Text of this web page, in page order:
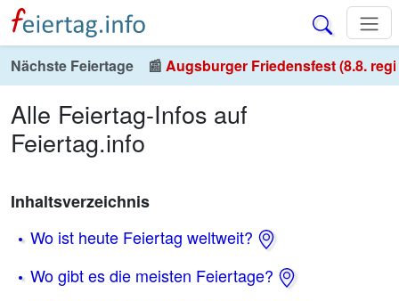
Nächste Feiertage 📰 Augsburger Friedensfest (8.8.
Alle Feiertag-Infos auf
Feiertag.info
Inhaltsverzeichnis
Wo ist heute Feiertag weltweit?
Wo gibt es die meisten Feiertage?